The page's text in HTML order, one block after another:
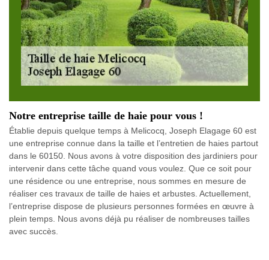
Notre entreprise taille de haie pour vous !
Établie depuis quelque temps à Melicocq, Joseph Elagage 60 est
une entreprise connue dans la taille et l’entretien de haies partout
dans le 60150. Nous avons à votre disposition des jardiniers pour
intervenir dans cette tâche quand vous voulez. Que ce soit pour
une résidence ou une entreprise, nous sommes en mesure de
réaliser ces travaux de taille de haies et arbustes. Actuellement,
l’entreprise dispose de plusieurs personnes formées en œuvre à
plein temps. Nous avons déjà pu réaliser de nombreuses tailles
avec succès.